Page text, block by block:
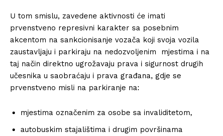
U tom smislu, zavedene aktivnosti će imati
prvenstveno represivni karakter sa posebnim
akcentom na sankcionisanje vozača koji svoja vozila
zaustavljaju i parkiraju na nedozvoljenim mjestima i na
taj način direktno ugrožavaju prava i sigurnost drugih
učesnika u saobraćaju i prava građana, gdje se
prvenstveno misli na parkiranje na:
mjestima označenim za osobe sa invaliditetom,
autobuskim stajalištima i drugim površinama